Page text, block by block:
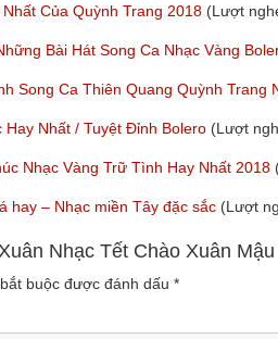
Của Quỳnh Trang 2018 (Lượt
Bài Hát Song Ca Nhạc Vàng
Song Ca Thiên Quang Quỳnh Trang
Hay Nhất / Tuyệt Đỉnh Bolero (Lượt
Nhạc Vàng Trữ Tình Hay Nhất 2018
hay – Nhạc miền Tây đặc sắc (Lượt
Nhạc Tết Chào Xuân
buộc được đánh dấu *